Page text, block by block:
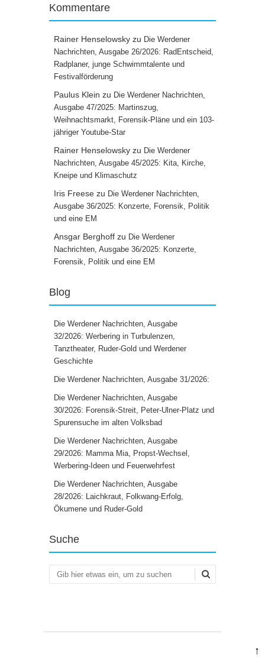
Kommentare
Rainer Henselowsky zu Die Werdener
Nachrichten, Ausgabe 26/2026: RadEntscheid,
Radplaner, junge Schwimmtalente und
Festivalförderung
Paulus Klein zu Die Werdener Nachrichten,
Ausgabe 47/2025: Martinszug,
Weihnachtsmarkt, Forensik-Pläne und ein 103-
jähriger Youtube-Star
Rainer Henselowsky zu Die Werdener
Nachrichten, Ausgabe 45/2025: Kita, Kirche,
Kneipe und Klimaschutz
Iris Freese zu Die Werdener Nachrichten,
Ausgabe 36/2025: Konzerte, Forensik, Politik
und eine EM
Ansgar Berghoff zu Die Werdener
Nachrichten, Ausgabe 36/2025: Konzerte,
Forensik, Politik und eine EM
Blog
Die Werdener Nachrichten, Ausgabe
32/2026: Werbering in Turbulenzen,
Tanztheater, Ruder-Gold und Werdener
Geschichte
Die Werdener Nachrichten, Ausgabe 31/2026:
Die Werdener Nachrichten, Ausgabe
30/2026: Forensik-Streit, Peter-Ulner-Platz und
Spurensuche im alten Volksbad
Die Werdener Nachrichten, Ausgabe
29/2026: Mamma Mia, Propst-Wechsel,
Werbering-Ideen und Feuerwehrfest
Die Werdener Nachrichten, Ausgabe
28/2026: Laichkraut, Folkwang-Erfolg,
Ökumene und Ruder-Gold
Suche
Suchen
↑